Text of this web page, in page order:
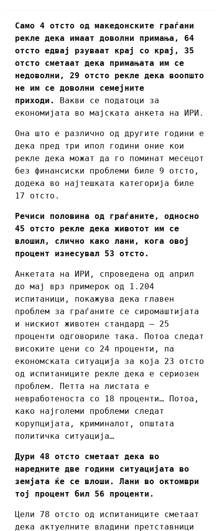
Само 4 отсто од македонските граѓани
рекле дека имаат доволни примања, 64
отсто едвај рзуваат крај со крај, 35
отсто сметаат дека примањата им се
недоволни, 29 отсто рекле дека воопшто
не им се доволни семејните
приходи.
Вакви се податоци за
економијата во мајската анкета на ИРИ.
Она што е различно од другите години е
дека пред три ипол години оние кои
рекле дека можат да го поминат месецот
без финансиски проблеми биле 9 отсто,
додека во најтешката категорија биле
17 отсто.
Речиси половина од граѓаните, односно
45 отсто рекле дека животот им се
влошил, слично како лани, кога овој
процент изнесувал 53 отсто.
Анкетата на ИРИ, спроведена од април
до мај врз примерок од 1.204
испитаници, покажува дека главен
проблем за граѓаните се сиромаштијата
и нискиот животен стандард – 25
проценти одговориле така. Потоа следат
високите цени со 24 проценти, па
економската ситуација за која 23 отсто
од испитаниците рекле дека е сериозен
проблем. Петта на листата е
невработеноста со 18 проценти… Потоа,
како најголеми проблеми следат
корупцијата, криминалот, општата
политичка ситуација…
Дури 48 отсто сметаат дека во
наредните две години ситуацијата во
земјата ќе се влоши. Лани во октомври
тој процент бил 56 проценти.
Цели 78 отсто од испитаниците сметаат
дека актуелните владини претставници